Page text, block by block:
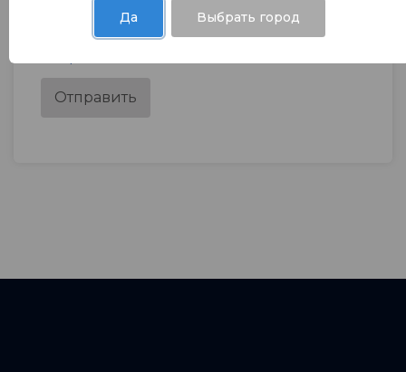
Я даю согласие наобработку моих
Да Выбрать город